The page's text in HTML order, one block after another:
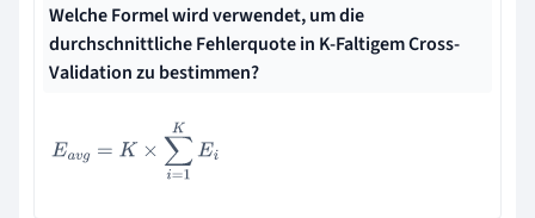
Welche Formel wird verwendet, um die
durchschnittliche Fehlerquote in K-Faltigem Cross-
Validation zu bestimmen?
K× 1KE